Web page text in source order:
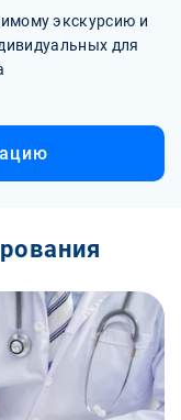
экскурсию и
для